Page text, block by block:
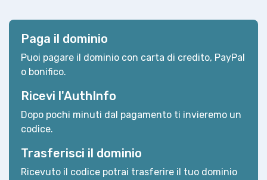
Paga il dominio
Puoi pagare il dominio con carta di credito, PayPal
o bonifico.
Ricevi l'AuthInfo
Dopo pochi minuti dal pagamento ti invieremo un
codice.
Trasferisci il dominio
Ricevuto il codice potrai trasferire il tuo dominio